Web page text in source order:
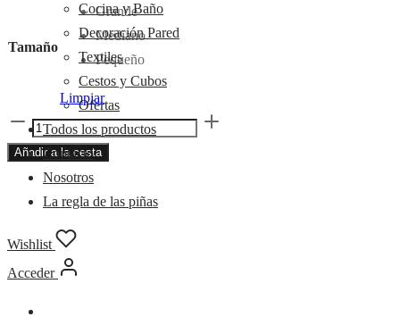
Tamaño
Grande
Mediano
Pequeño
Limpiar
Silo
cantidad
Añadir a la cesta
Cocina y Baño
Decoración Pared
Textiles
Cestos y Cubos
Ofertas
Todos los productos
Contacto
Nosotros
La regla de las piñas
Wishlist
Acceder